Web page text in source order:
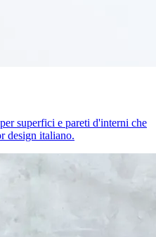
superfici e pareti d'interni che
design italiano.